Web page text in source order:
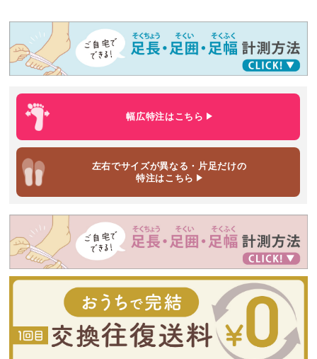
幅広特注はこちら
左右でサイズが異なる・片足だけの
特注はこちら